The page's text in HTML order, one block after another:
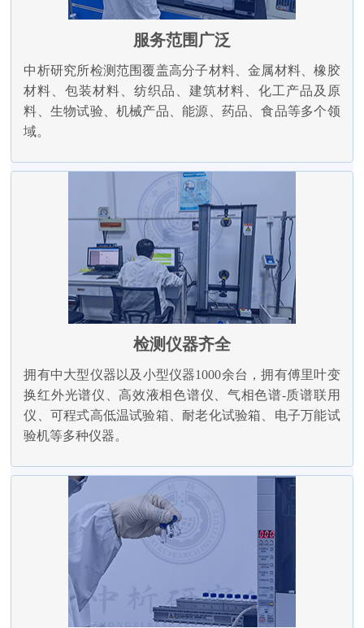
服务范围广泛
中析研究所检测范围覆盖高分子材料、金属材料、橡胶
材料、包装材料、纺织品、建筑材料、化工产品及原
料、生物试验、机械产品、能源、药品、食品等多个领
域。
检测仪器齐全
拥有中大型仪器以及小型仪器1000余台，拥有傅里叶变
换红外光谱仪、高效液相色谱仪、气相色谱-质谱联用
仪、可程式高低温试验箱、耐老化试验箱、电子万能试
验机等多种仪器。